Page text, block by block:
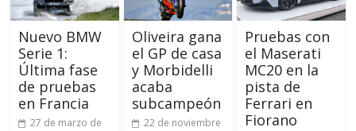
Nuevo BMW
Serie 1:
Última fase
de pruebas
en Francia
27 de marzo de
Oliveira gana
el GP de casa
y Morbidelli
acaba
subcampeón
22 de noviembre
Pruebas con
el Maserati
MC20 en la
pista de
Ferrari en
Fiorano